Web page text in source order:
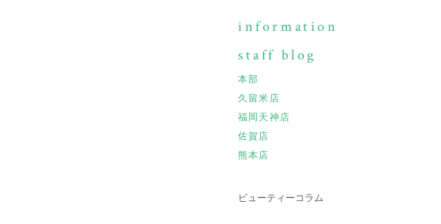
information
staff blog
本部
久留米店
福岡天神店
佐賀店
熊本店
ビューティーコラム